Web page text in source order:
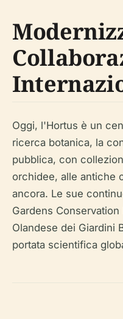
Oggi, l'Hortus è un
ricerca botanica, la
pubblica, con
orchidee, alle antiche
ancora. Le sue
Gardens
Olandese dei Giardini
portata scientifica